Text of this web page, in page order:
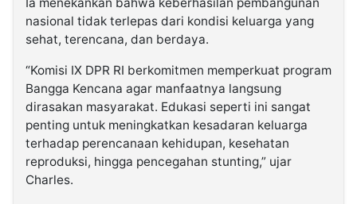
Ia menekankan bahwa keberhasilan pembangunan
nasional tidak terlepas dari kondisi keluarga yang
sehat, terencana, dan berdaya.
“Komisi IX DPR RI berkomitmen memperkuat program
Bangga Kencana agar manfaatnya langsung
dirasakan masyarakat. Edukasi seperti ini sangat
penting untuk meningkatkan kesadaran keluarga
terhadap perencanaan kehidupan, kesehatan
reproduksi, hingga pencegahan stunting,” ujar
Charles.